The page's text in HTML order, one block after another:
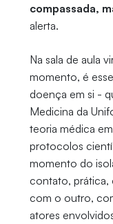
compassada,
alerta.
Na sala de aula
momento, é
doença em si -
Medicina da
teoria médica
protocolos
momento do
contato, prática,
com o outro,
atores